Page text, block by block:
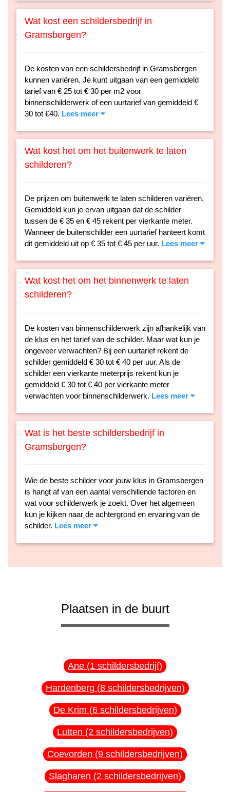
Wat kost een schildersbedrijf in
Gramsbergen?
De kosten van een schildersbedrijf in Gramsbergen
kunnen variëren. Je kunt uitgaan van een gemiddeld
tarief van € 25 tot € 30 per m2 voor
binnenschilderwerk of een uurtarief van gemiddeld €
30 tot €40. Lees meer
Wat kost het om het buitenwerk te laten
schilderen?
De prijzen om buitenwerk te laten schilderen variëren.
Gemiddeld kun je ervan uitgaan dat de schilder
tussen de € 35 en € 45 rekent per vierkante meter.
Wanneer de buitenschilder een uurtarief hanteert komt
dit gemiddeld uit op € 35 tot € 45 per uur. Lees meer
Wat kost het om het binnenwerk te laten
schilderen?
De kosten van binnenschilderwerk zijn afhankelijk van
de klus en het tarief van de schilder. Maar wat kun je
ongeveer verwachten? Bij een uurtarief rekent de
schilder gemiddeld € 30 tot € 40 per uur. Als de
schilder een vierkante meterprijs rekent kun je
gemiddeld € 30 tot € 40 per vierkante meter
verwachten voor binnenschilderwerk. Lees meer
Wat is het beste schildersbedrijf in
Gramsbergen?
Wie de beste schilder voor jouw klus in Gramsbergen
is hangt af van een aantal verschillende factoren en
wat voor schilderwerk je zoekt. Over het algemeen
kun je kijken naar de achtergrond en ervaring van de
schilder. Lees meer
Plaatsen in de buurt
Ane (1 schildersbedrijf)
Hardenberg (8 schildersbedrijven)
De Krim (6 schildersbedrijven)
Lutten (2 schildersbedrijven)
Coevorden (9 schildersbedrijven)
Slagharen (2 schildersbedrijven)